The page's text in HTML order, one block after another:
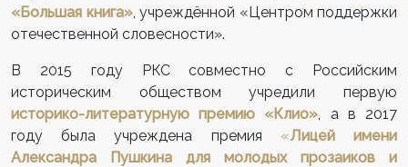
«Большая книга», учреждённой «Центром поддержки
отечественной словесности».
В 2015 году РКС совместно с Российским
историческим обществом учредили первую
историко-литературную премию «Клио» , а в 2017
году была учреждена премия «Лицей имени
Александра Пушкина для молодых прозаиков и